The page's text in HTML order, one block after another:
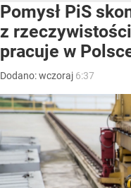
Pomysł PiS
z
pracuje w
Dodano:wczoraj 6:37